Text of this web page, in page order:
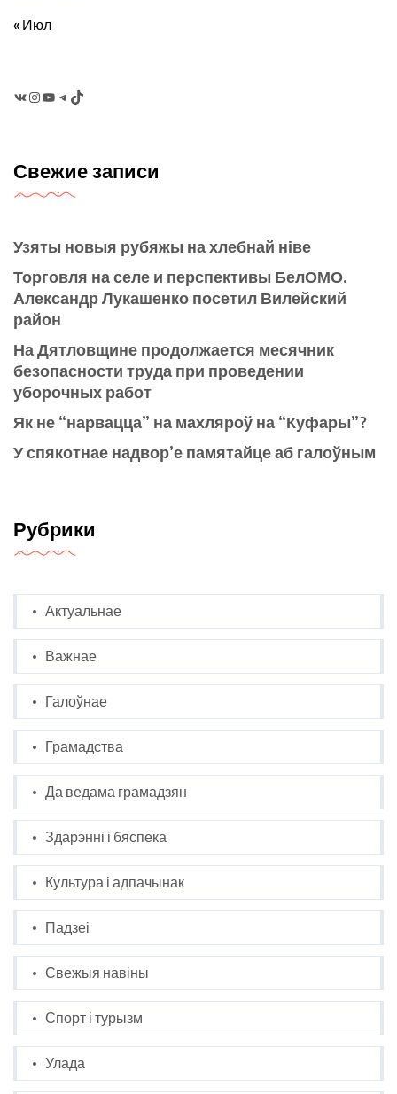
« Июл
Instagram
YouTubeTelegram
TikTok
Свежие записи
Узяты новыя рубяжы на хлебнай ніве
Торговля на селе и перспективы БелОМО.
Александр Лукашенко посетил Вилейский
район
На Дятловщине продолжается месячник
безопасности труда при проведении
уборочных работ
Як не “нарвацца” на махляроў на “Куфары”?
У спякотнае надвор’е памятайце аб галоўным
Рубрики
Актуальнае
Важнае
Галоўнае
Грамадства
Да ведама грамадзян
Здарэнні і бяспека
Культура і адпачынак
Падзеі
Свежыя навіны
Спорт і турызм
Улада